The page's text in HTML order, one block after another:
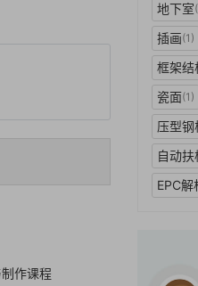
作课程
地下室
插画(1)
框架结
瓷面(1)
压型钢
自动扶
EPC解